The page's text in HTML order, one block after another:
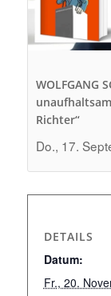
WOLFGANG
Richter“
Do., 17.
DETAILS
Datum:
Fr., 20.